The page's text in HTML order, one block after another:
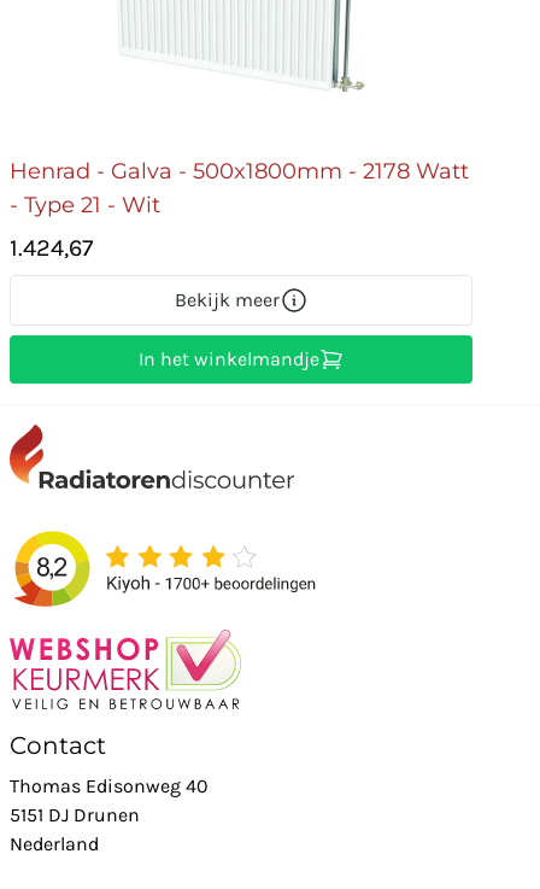
Henrad - Galva - 500x1800mm - 2178 Watt
- Type 21 - Wit
1.424,67
Bekijk meer
In het winkelmandje
Contact
Thomas Edisonweg 40
5151 DJ Drunen
Nederland